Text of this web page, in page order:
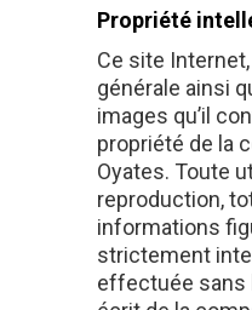
Propriété
Ce site
générale ainsi
images qu’il
propriété de la
Oyates. Toute
reproduction,
informations
strictement
effectuée sans